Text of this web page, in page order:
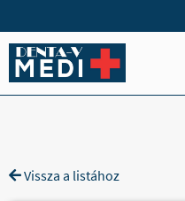
Vissza a listához